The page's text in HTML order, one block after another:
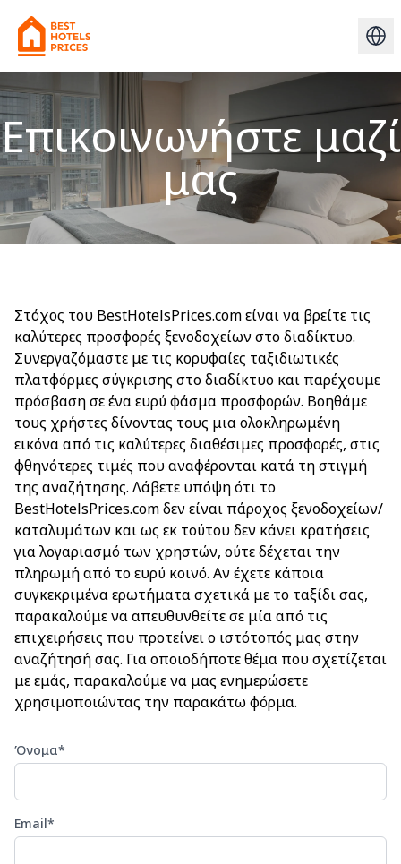
Επικοινωνήστε μαζί
μας
Στόχος του BestHotelsPrices.com είναι να βρείτε τις
καλύτερες προσφορές ξενοδοχείων στο διαδίκτυο.
Συνεργαζόμαστε με τις κορυφαίες ταξιδιωτικές
πλατφόρμες σύγκρισης στο διαδίκτυο και παρέχουμε
πρόσβαση σε ένα ευρύ φάσμα προσφορών. Βοηθάμε
τους χρήστες δίνοντας τους μια ολοκληρωμένη
εικόνα από τις καλύτερες διαθέσιμες προσφορές, στις
φθηνότερες τιμές που αναφέρονται κατά τη στιγμή
της αναζήτησης. Λάβετε υπόψη ότι το
BestHotelsPrices.com δεν είναι πάροχος ξενοδοχείων/
καταλυμάτων και ως εκ τούτου δεν κάνει κρατήσεις
για λογαριασμό των χρηστών, ούτε δέχεται την
πληρωμή από το ευρύ κοινό. Αν έχετε κάποια
συγκεκριμένα ερωτήματα σχετικά με το ταξίδι σας,
παρακαλούμε να απευθυνθείτε σε μία από τις
επιχειρήσεις που προτείνει ο ιστότοπός μας στην
αναζήτησή σας. Για οποιοδήποτε θέμα που σχετίζεται
με εμάς, παρακαλούμε να μας ενημερώσετε
χρησιμοποιώντας την παρακάτω φόρμα.
Όνομα*
Email*